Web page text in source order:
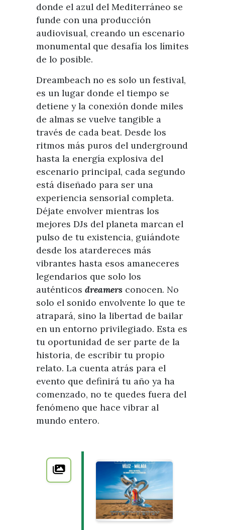
donde el azul del Mediterráneo se
funde con una producción
audiovisual, creando un escenario
monumental que desafía los límites
de lo posible.
Dreambeach no es solo un festival,
es un lugar donde el tiempo se
detiene y la conexión donde miles
de almas se vuelve tangible a
través de cada beat. Desde los
ritmos más puros del underground
hasta la energía explosiva del
escenario principal, cada segundo
está diseñado para ser una
experiencia sensorial completa.
Déjate envolver mientras los
mejores DJs del planeta marcan el
pulso de tu existencia, guiándote
desde los atardereces más
vibrantes hasta esos amaneceres
legendarios que solo los
auténticos dreamers conocen. No
solo el sonido envolvente lo que te
atrapará, sino la libertad de bailar
en un entorno privilegiado. Esta es
tu oportunidad de ser parte de la
historia, de escribir tu propio
relato. La cuenta atrás para el
evento que definirá tu año ya ha
comenzado, no te quedes fuera del
fenómeno que hace vibrar al
mundo entero.